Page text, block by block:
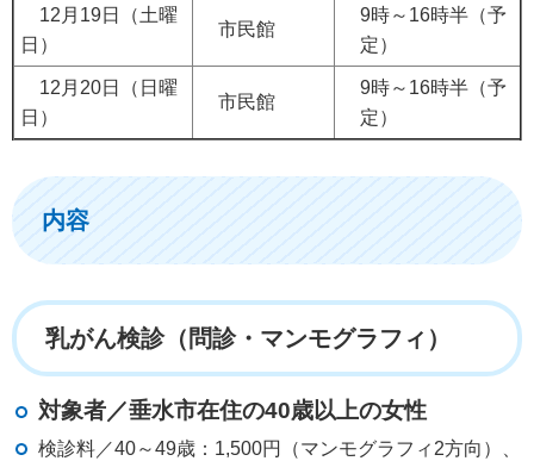
12月19日（土曜
日）
市民館
9時～16時半（予
定）
12月20日（日曜
日）
市民館
9時～16時半（予
定）
内容
乳がん検診（問診・マンモグラフィ）
対象者／垂水市在住の40歳以上の女性
検診料／40～49歳：1,500円（マンモグラフィ2方向）、